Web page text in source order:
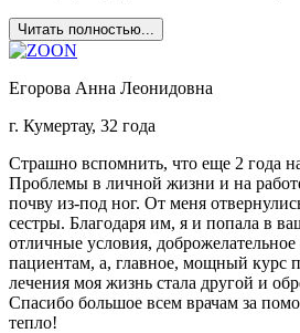
Читать полностью...
Егорова Анна Леонидовна
г. Кумертау, 32 года
Страшно вспомнить, что еще 2 года
Проблемы в личной жизни и на
почву из-под ног. От меня
сестры. Благодаря им, я и попала в
отличные условия,
пациентам, а, главное, мощный курс
лечения моя жизнь стала другой и
Спасибо большое всем врачам за
тепло!